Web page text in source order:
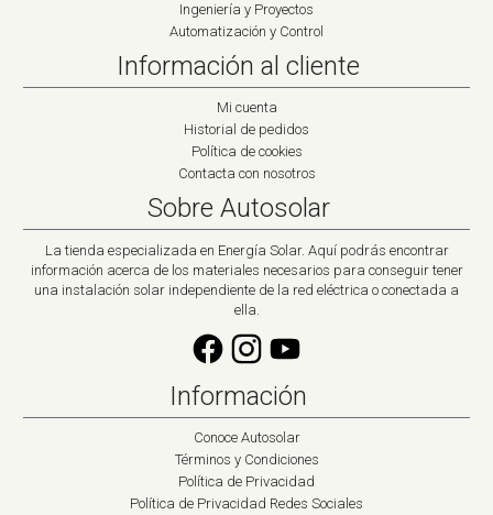
Ingeniería y Proyectos
Automatización y Control
Información al cliente
Mi cuenta
Historial de pedidos
Política de cookies
Contacta con nosotros
Sobre Autosolar
La tienda especializada en Energía Solar. Aquí podrás encontrar
información acerca de los materiales necesarios para conseguir tener
una instalación solar independiente de la red eléctrica o conectada a
ella.
Información
Conoce Autosolar
Términos y Condiciones
Política de Privacidad
Política de Privacidad Redes Sociales